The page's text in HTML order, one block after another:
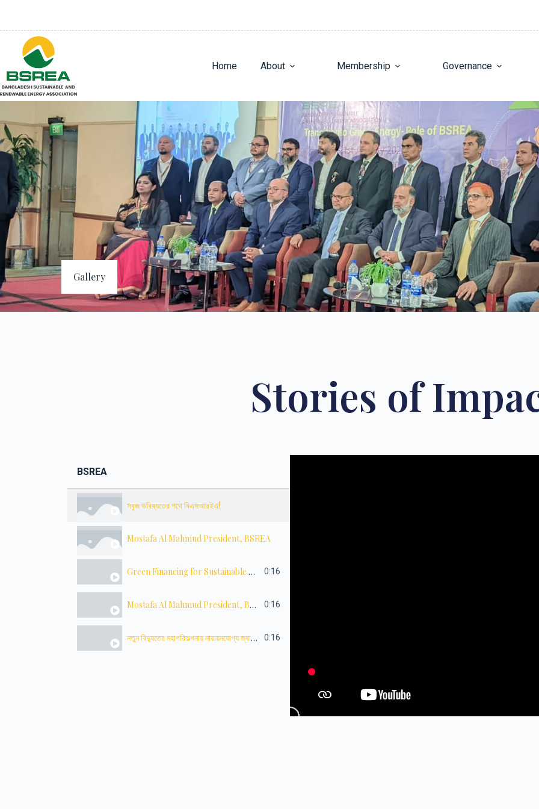
Home About Membership Governance
Gallery
Stories of
BSREA
সবুজ ভবিষ্যতের পথে বিএসআরইএ!
Mostafa Al Mahmud President, BSREA
Green Financing for Sustainable Development 0:16
Mostafa Al Mahmud President, BSREA 0:16
নতুন বিদ্যুতের মহাপরিকল্পনায় নায়ায়নযোগ্য জ্বালানীতে গুরুত্ব 0:16